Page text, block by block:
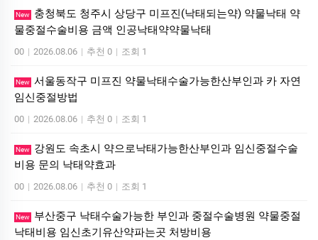
New
충청북도 청주시 상당구 미프진(낙태되는약) 약물낙태 약
물중절수술비용 금액 인공낙태약약물낙태
00 | 2026.08.06 | 추천 0 | 조회 1
New 서울동작구 미프진 약물낙태수술가능한산부인과 카 자연
임신중절방법
00 | 2026.08.06 | 추천 0 | 조회 1
New
강원도 속초시 약으로낙태가능한산부인과 임신중절수술
비용 문의 낙­태약효과
00 | 2026.08.06 | 추천 0 | 조회 1
New
부산중구 낙태수술가능한 부인과 중절수술병원 약물중절
낙태비용 임신초기유산약파는곳 처방비용